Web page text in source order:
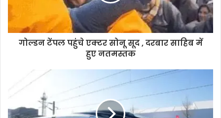
गोल्डन टेंपल पहुंचे एक्टर सोनू सूद , दरबार साहिब में
हुए नतमस्तक